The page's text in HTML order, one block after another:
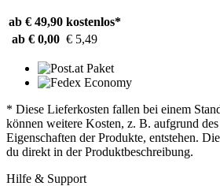
ab € 49,90 kostenlos*
ab € 0,00 € 5,49
* Diese Lieferkosten fallen bei einem
können weitere Kosten, z. B. aufgrund
Eigenschaften der Produkte, entstehen.
du direkt in der Produktbeschreibung.
Hilfe & Support